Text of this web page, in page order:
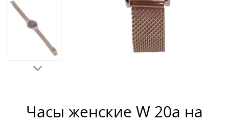
Часы женские W 20a на